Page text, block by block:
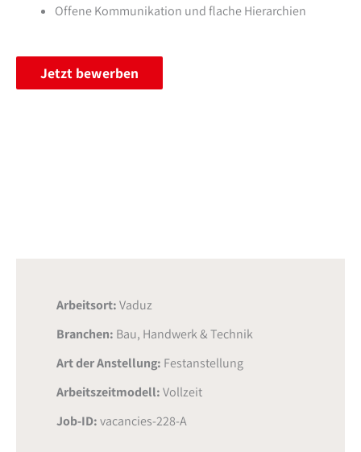
Offene Kommunikation und flache Hierarchien
Jetzt bewerben
Arbeitsort:Vaduz
Branchen: Bau, Handwerk & Technik
Art der Anstellung: Festanstellung
Arbeitszeitmodell:Vollzeit
Job-ID:vacancies-228-A